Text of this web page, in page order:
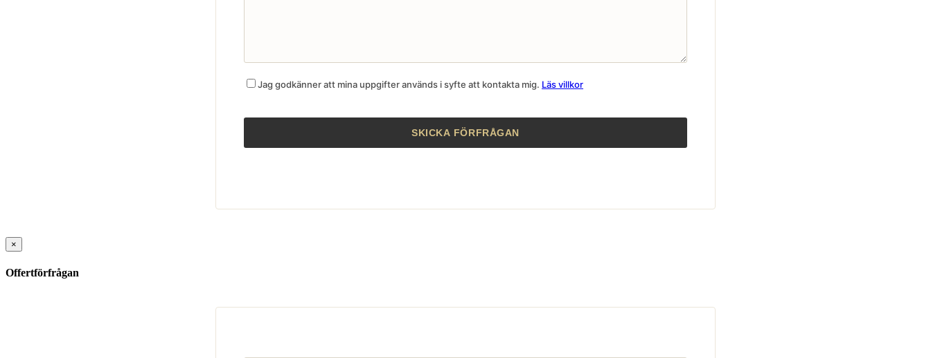
Jag godkänner att mina uppgifter används i syfte att kontakta mig. Läs villkor
×
Offertförfrågan